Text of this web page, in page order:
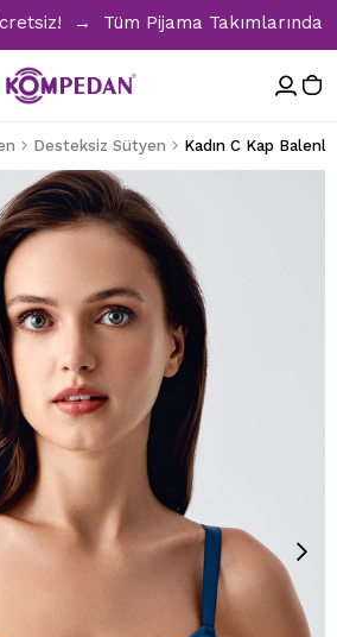
→ Tüm Pijama Takımlarında
Desteksiz Sütyen